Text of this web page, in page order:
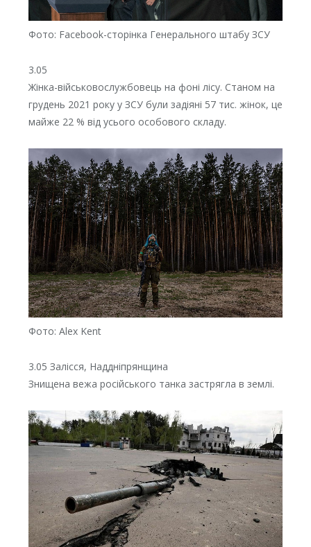
Фото: Facebook-сторінка Генерального штабу ЗСУ
3.05
Жінка-військовослужбовець на фоні лісу. Станом на
грудень 2021 року у ЗСУ були задіяні 57 тис. жінок, це
майже 22 % від усього особового складу.
Фото: Alex Kent
3.05 Залісся, Наддніпрянщина
Знищена вежа російського танка застрягла в землі.